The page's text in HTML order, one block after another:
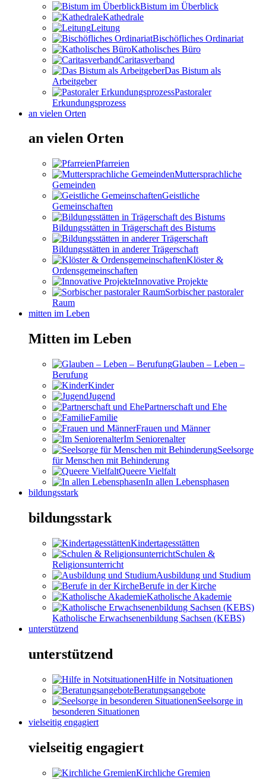
Bistum im Überblick
Kathedrale
Leitung
Bischöfliches Ordinariat
Katholisches Büro
Caritasverband
Das Bistum als
Arbeitgeber
Pastoraler
Erkundungsprozess
an vielen Orten
an vielen Orten
Pfarreien
Muttersprachliche
Gemeinden
Geistliche
Gemeinschaften
Bildungsstätten in Trägerschaft des Bistums
Bildungsstätten in anderer Trägerschaft
Klöster &
Ordensgemeinschaften
Innovative Projekte
Sorbischer pastoraler
Raum
mitten im Leben
Mitten im Leben
Glauben – Leben –
Berufung
Kinder
Jugend
Partnerschaft und Ehe
Familie
Frauen und Männer
Im Seniorenalter
Seelsorge
für Menschen mit Behinderung
Queere Vielfalt
In allen Lebensphasen
bildungsstark
bildungsstark
Kindertagesstätten
Schulen &
Religionsunterricht
Ausbildung und Studium
Berufe in der Kirche
Katholische Akademie
Katholische Erwachsenenbildung Sachsen (KEBS)
unterstützend
unterstützend
Hilfe in Notsituationen
Beratungsangebote
Seelsorge in
besonderen Situationen
vielseitig engagiert
vielseitig engagiert
Kirchliche Gremien